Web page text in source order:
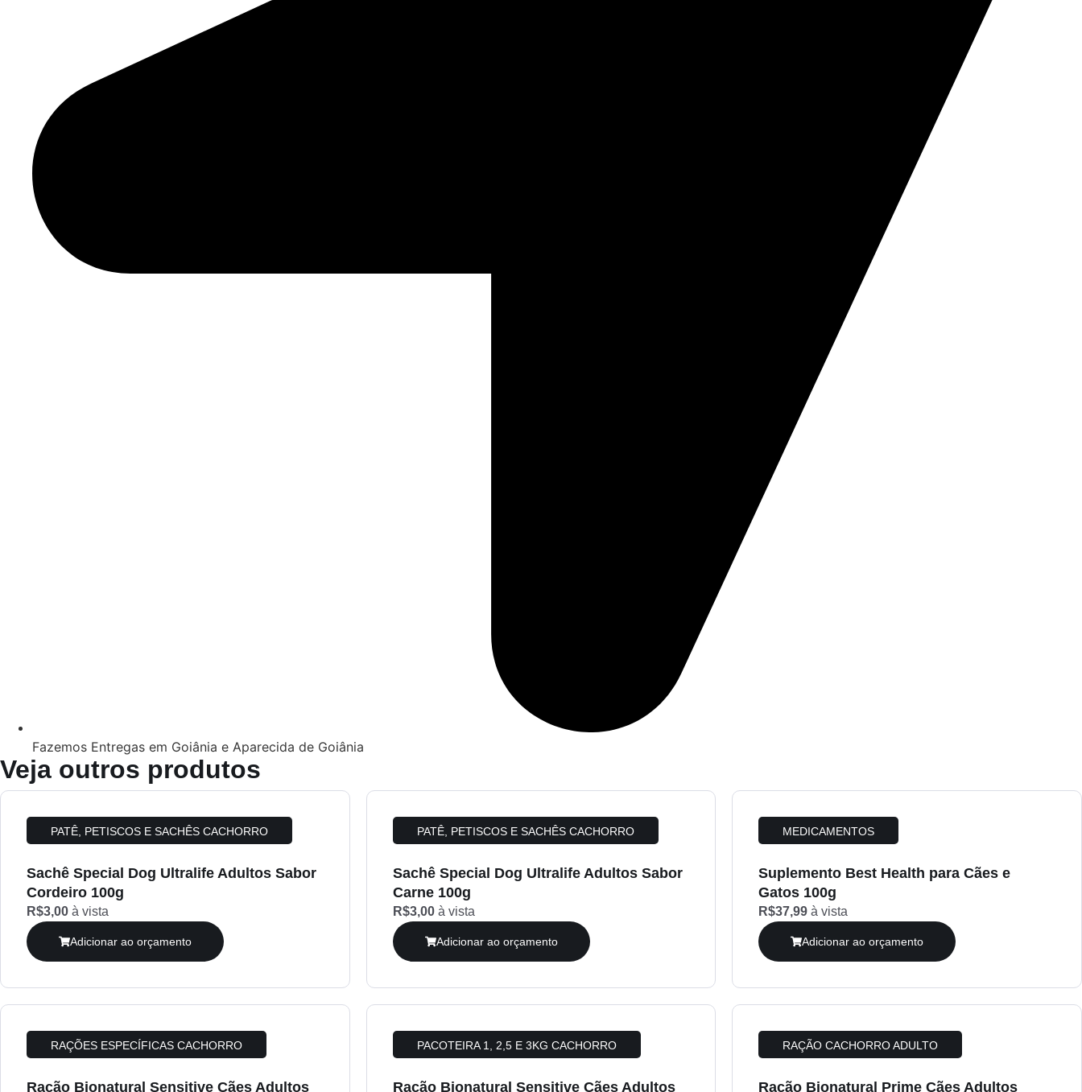
Fazemos Entregas em Goiânia e Aparecida de Goiânia
Veja outros produtos
PATÊ, PETISCOS E SACHÊS CACHORRO
Sachê Special Dog Ultralife Adultos Sabor
Cordeiro 100g
R$3,00 à vista
Adicionar ao orçamento
PATÊ, PETISCOS E SACHÊS CACHORRO
Sachê Special Dog Ultralife Adultos Sabor
Carne 100g
R$3,00à vista
Adicionar ao orçamento
MEDICAMENTOS
Suplemento Best Health para Cães e
Gatos 100g
R$37,99 à vista
Adicionar ao orçamento
RAÇÕES ESPECÍFICAS CACHORRO
Ração Bionatural Sensitive Cães Adultos
PACOTEIRA 1, 2,5 E 3KG CACHORRO
Ração Bionatural Sensitive Cães Adultos
RAÇÃO CACHORRO ADULTO
Ração Bionatural Prime Cães Adultos